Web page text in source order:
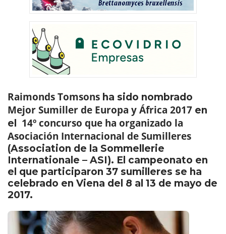
Raimonds Tomsons ha sido nombrado
Mejor Sumiller de Europa y África 2017 en
el 14º concurso que ha organizado la
Asociación Internacional de Sumilleres
(Association de la Sommellerie
Internationale – ASI). El campeonato en
el que participaron 37 sumilleres se ha
celebrado en Viena del 8 al 13 de mayo de
2017.